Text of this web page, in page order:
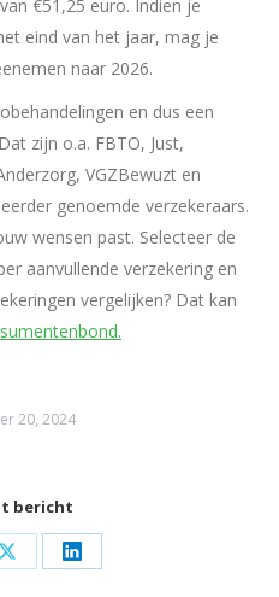
€51,25 euro. Indien je
eind van het jaar, mag je
naar 2026.
en dus een
zijn o.a. FBTO, Just,
VGZBewuzt en
genoemde verzekeraars.
wensen past. Selecteer de
aanvullende verzekering en
vergelijken? Dat kan
20, 2024
bericht
Share Share